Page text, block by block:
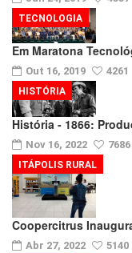
Em Maratona
Out 16, 2019 4261
TECNOLOGIA
História - 1866:
Nov 16, 2022 7686
HISTÓRIA
Coopercitrus
Abr 27, 2022 5140
ITÁPOLIS RURAL